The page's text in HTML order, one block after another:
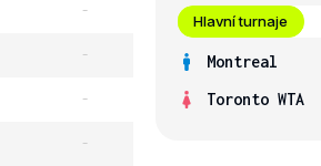
-
-
-
-
Hlavní turnaje
Montreal
Toronto WTA